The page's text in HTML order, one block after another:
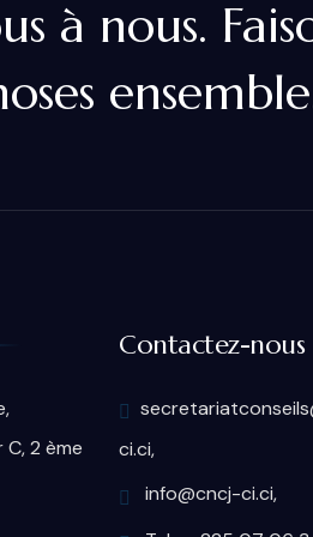
à nous.
C, 2 ème
Contactez-nous
ci.ci,
info@cncj-ci.ci,